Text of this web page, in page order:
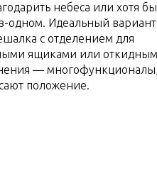
небеса или хотя бы
одном. Идеальный вариант
с отделением для
ящиками или
—
положение.